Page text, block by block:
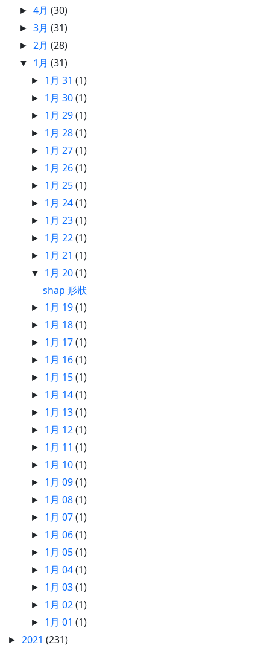
►4月(30)
►3月(31)
► 2月(28)
▼ 1月(31)
► 1月 31(1)
► 1月 30(1)
► 1月 29(1)
► 1月 28(1)
► 1月 27(1)
► 1月 26(1)
► 1月 25(1)
► 1月 24(1)
► 1月 23(1)
► 1月 22(1)
► 1月 21(1)
▼ 1月 20(1)
shap 形狀
► 1月 19(1)
► 1月 18(1)
► 1月 17(1)
► 1月 16(1)
► 1月 15(1)
► 1月 14(1)
► 1月 13(1)
► 1月 12(1)
► 1月 11(1)
► 1月 10(1)
► 1月 09(1)
► 1月 08(1)
► 1月 07(1)
► 1月 06(1)
► 1月 05(1)
► 1月 04(1)
► 1月 03(1)
► 1月 02(1)
► 1月 01(1)
► 2021 (231)